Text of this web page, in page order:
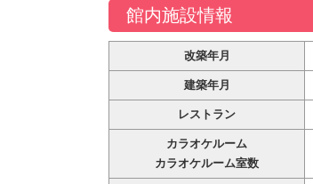
館内施設情報
改築年月
建築年月
レストラン
カラオケルーム
カラオケルーム室数